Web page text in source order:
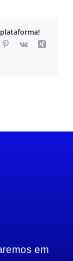
Pinterest
Vk
Xing
em